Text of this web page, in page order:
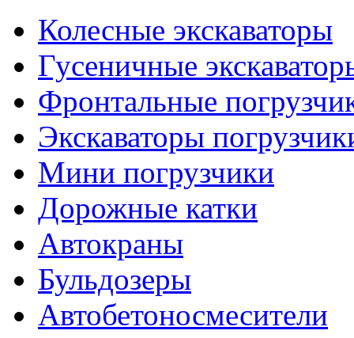
Колесные экскаваторы
Гусеничные
Фронтальные
Экскаваторы
Мини погрузчики
Дорожные катки
Автокраны
Бульдозеры
Автобетоносмесители